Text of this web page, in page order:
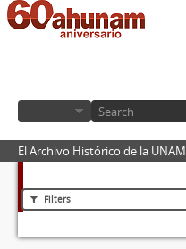
El Archivo Histórico de la UNAM
Filters